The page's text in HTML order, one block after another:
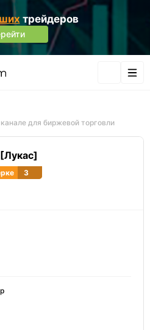
трейдеров
для биржевой торговли
3